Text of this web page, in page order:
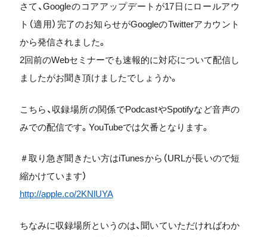
さて、Googleのコアアップデートが17日にロールアウ
ト（適用）完了のお知らせがGoogleのTwitterアカウント
から発信されました。
2回前のWebセミナーでも速報的に対応について配信し
ましたがお聞き頂けましたでしょうか。
こちら、収録場所の関係でPodcastやSpotifyなど音声の
みでの配信です。YouTubeでは欠番となります。
＃取り急ぎ聞きたい方はiTunesから（URLが長いので短
縮かけています）
http://apple.co/2KNlUYA
ちなみに収録場所というのは、聞いていただければわか